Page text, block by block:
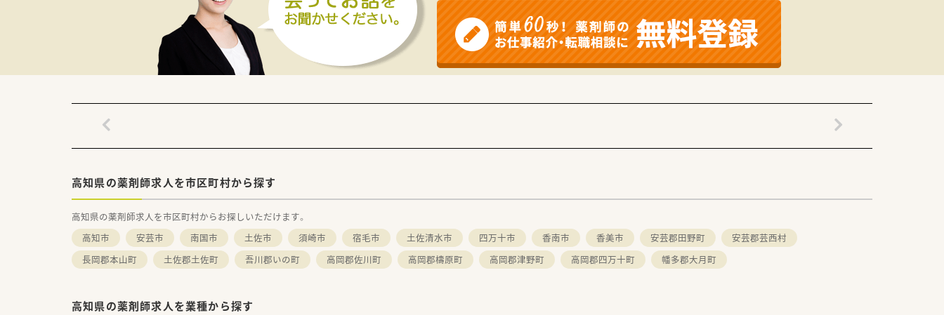
高知県の薬剤師求人を市区町村から探す
高知県の薬剤師求人を市区町村からお探しいただけます。
高知市
安芸市 南国市 土佐市 須崎市 宿毛市 土佐清水市 四万十市 香南市 香美市 安芸郡田野町
安芸郡芸西村
長岡郡本山町
土佐郡土佐町 吾川郡いの町 高岡郡佐川町 高岡郡檮原町 高岡郡津野町 高岡郡四万十町 幡多郡大月町
高知県の薬剤師求人を業種から探す